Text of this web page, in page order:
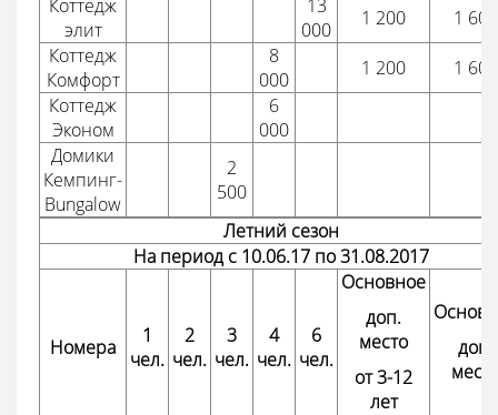
Коттедж
элит
13
000
1 200
1 600
Коттедж
Комфорт
8
000
1 200
1 600
Коттедж
Эконом
6
000
Домики
Кемпинг-
Bungalow
2
500
Летний сезон
На период с 10.06.17 по 31.08.2017
Номера
1
чел.
2
чел.
3
чел.
4
чел.
6
чел.
Основное
доп.
место
от 3-12
лет
доп.